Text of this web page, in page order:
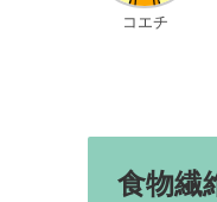
コエチ
食物繊